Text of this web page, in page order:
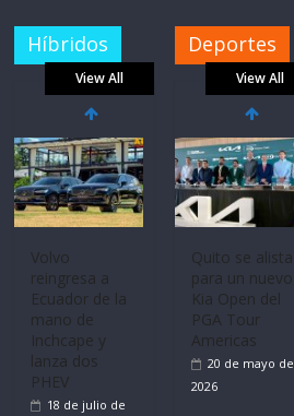
Híbridos
View All
Volvo
reingresa a
Ecuador de la
mano de
Inchcape y
lanza dos
PHEV
18 de julio de
Deportes
View All
Quito se alista
para un nuevo
Kia Open del
PGA Tour
Americas
20 de mayo de
2026